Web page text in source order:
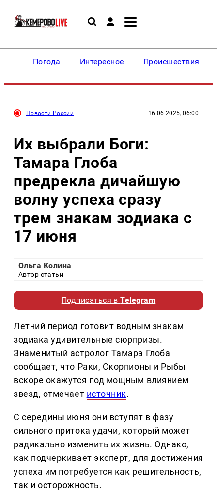
Погода Интересное Происшествия
Новости России 16.06.2025, 06:00
Их выбрали Боги:
Тамара Глоба
предрекла дичайшую
волну успеха сразу
трем знакам зодиака с
17 июня
Ольга Колина
Автор статьи
Подписаться вTelegram
Летний период готовит водным знакам
зодиака удивительные сюрпризы.
Знаменитый астролог Тамара Глоба
сообщает, что Раки, Скорпионы и Рыбы
вскоре окажутся под мощным влиянием
звезд, отмечает источник.
С середины июня они вступят в фазу
сильного притока удачи, который может
радикально изменить их жизнь. Однако,
как подчеркивает эксперт, для достижения
успеха им потребуется как решительность,
так и осторожность.